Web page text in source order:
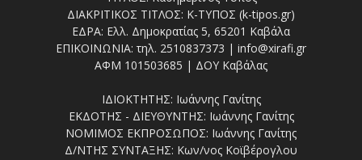
ΔΙΑΚΡΙΤΙΚΟΣ ΤΙΤΛΟΣ: Κ-ΤΥΠΟΣ (k-tipos.gr)
ΕΔΡΑ: Ελλ. Δημοκρατίας 5, 65201 Καβάλα
ΕΠΙΚΟΙΝΩΝΙΑ: τηλ. 2510837373 | info@xirafi.gr
ΑΦΜ 101503685 | ΔΟΥ Καβάλας
ΙΔΙΟΚΤΗΤΗΣ: Ιωάννης Γανίτης
ΕΚΔΟΤΗΣ - ΔΙΕΥΘΥΝΤΗΣ: Ιωάννης Γανίτης
ΝΟΜΙΜΟΣ ΕΚΠΡΟΣΩΠΟΣ: Ιωάννης Γανίτης
Δ/ΝΤΗΣ ΣΥΝΤΑΞΗΣ: Κων/νος Κοϊβέρογλου